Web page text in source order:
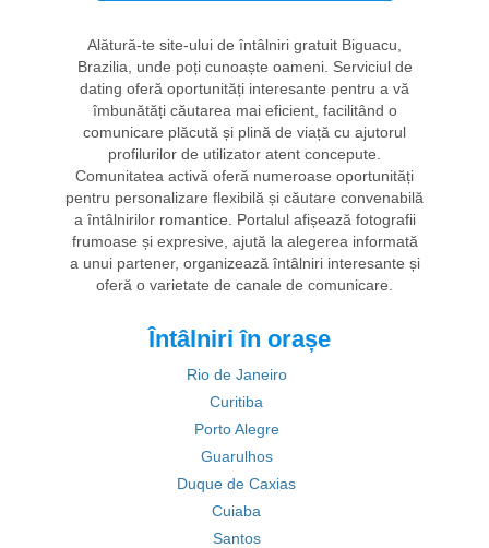
Alătură-te site-ului de întâlniri gratuit Biguacu,
Brazilia, unde poți cunoaște oameni. Serviciul de
dating oferă oportunități interesante pentru a vă
îmbunătăți căutarea mai eficient, facilitând o
comunicare plăcută și plină de viață cu ajutorul
profilurilor de utilizator atent concepute.
Comunitatea activă oferă numeroase oportunități
pentru personalizare flexibilă și căutare convenabilă
a întâlnirilor romantice. Portalul afișează fotografii
frumoase și expresive, ajută la alegerea informată
a unui partener, organizează întâlniri interesante și
oferă o varietate de canale de comunicare.
Întâlniri în orașe
Rio de Janeiro
Curitiba
Porto Alegre
Guarulhos
Duque de Caxias
Cuiaba
Santos